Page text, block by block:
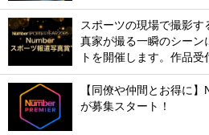
スポーツの現場で撮影
真家が撮る一瞬のシーン
トを開催します。作品受
【同僚や仲間とお得に
が募集スタート！